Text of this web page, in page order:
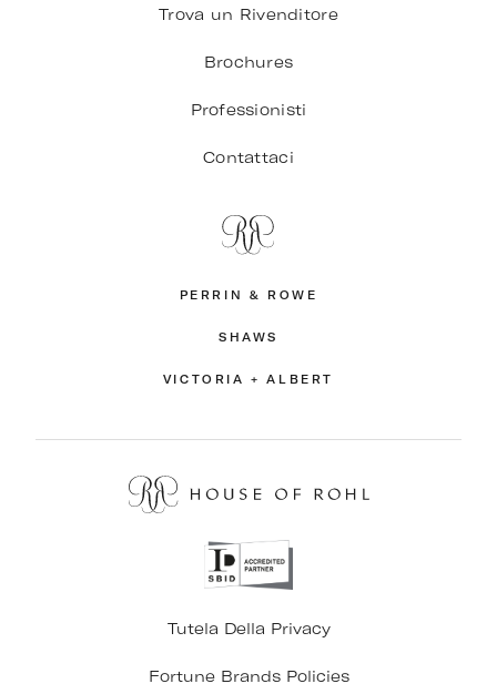
Trova un Rivenditore
Brochures
Professionisti
Contattaci
PERRIN & ROWE
SHAWS
VICTORIA + ALBERT
Tutela Della Privacy
Fortune Brands Policies